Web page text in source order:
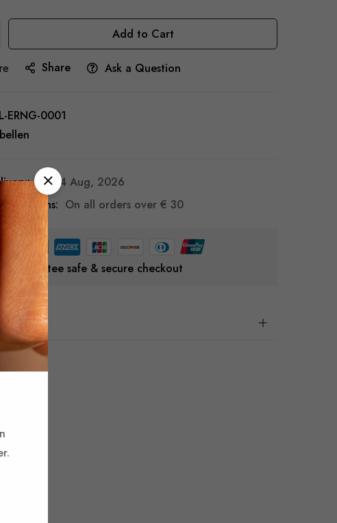
Add to Cart
Share Ask a Question
ERNG-0001
9 - 14 Aug, 2026
& Returns: On all orders over € 30
Guarantee safe & secure checkout